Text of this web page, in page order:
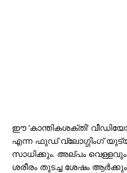
ഈ ‘കാന്തികശക്തി’
എന്ന ഫുഡ് വ്ലോഗ്ഗിംഗ്
സാധിക്കും. അല്പം
ശരീരം തുടച്ച ശേഷം